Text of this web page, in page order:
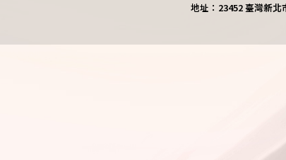
地址：23452 臺灣新